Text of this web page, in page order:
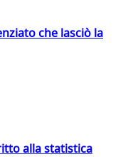
che lasciò la
alla statistica